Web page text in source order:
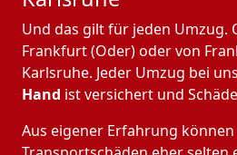
Und das gilt für jeden Umzug.
Frankfurt (Oder) oder von
Karlsruhe. Jeder Umzug bei
Hand ist versichert und
Aus eigener Erfahrung